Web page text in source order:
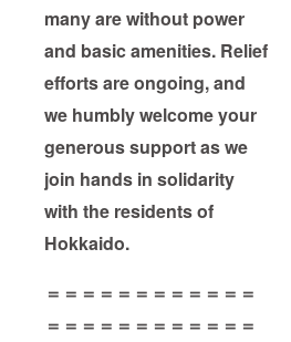
many are without power
and basic amenities. Relief
efforts are ongoing, and
we humbly welcome your
generous support as we
join hands in solidarity
with the residents of
Hokkaido.
＝＝＝＝＝＝＝＝＝＝＝＝
＝＝＝＝＝＝＝＝＝＝＝＝